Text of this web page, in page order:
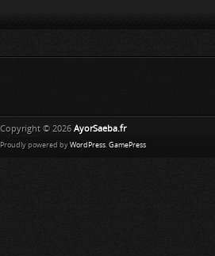
Copyright © 2026 AyorSaeba.fr
Proudly powered by WordPress. GamePress